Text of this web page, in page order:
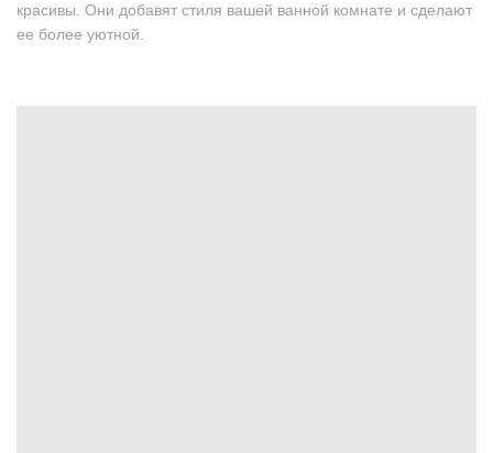
красивы. Они добавят стиля вашей ванной комнате и сделают
ее более уютной.